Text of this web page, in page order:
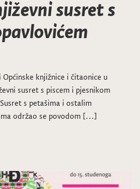
susret s
knjižnice i čitaonice u
susret s piscem i pjesnikom
s petašima i ostalim
održao se povodom […]